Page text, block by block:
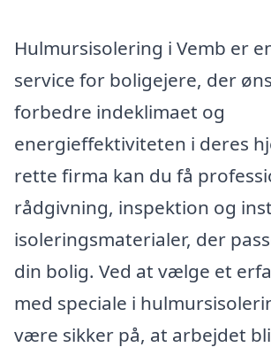
Hulmursisolering i Vemb er
service for boligejere, der
forbedre indeklimaet og
energieffektiviteten i deres
rette firma kan du få
rådgivning, inspektion og
isoleringsmaterialer, der
din bolig. Ved at vælge et
med speciale i
være sikker på, at arbejdet